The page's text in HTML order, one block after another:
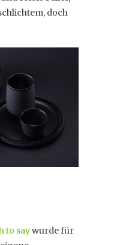
doch
to saywurde für